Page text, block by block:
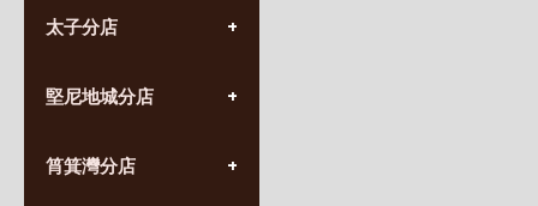
太子分店
營業時間:
九龍太子太子道西141號
堅尼地城分店
營業時間:
筲箕灣分店